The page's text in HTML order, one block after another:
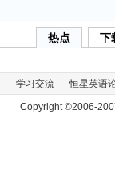
热点 下
- 学习交流 -恒星英语
Copyright ©2006-